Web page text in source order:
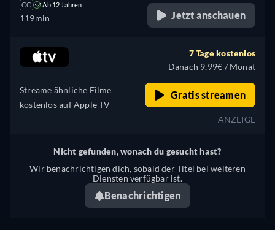
CC Ab 12 Jahren
119min Jetzt anschauen
Streame ähnliche Filme
kostenlos auf Apple TV
7 Tage kostenlos
Danach 9,99€ / Monat
Gratis streamen
ANZEIGE
Nicht gefunden, wonach du gesucht hast?
Wir benachrichtigen dich, sobald der Titel bei weiteren
Diensten verfügbar ist.
Benachrichtigen